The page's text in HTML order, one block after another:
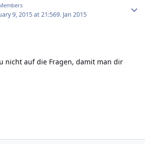
9, 2015 at 21:569. Jan 2015
nicht auf die Fragen, damit man dir